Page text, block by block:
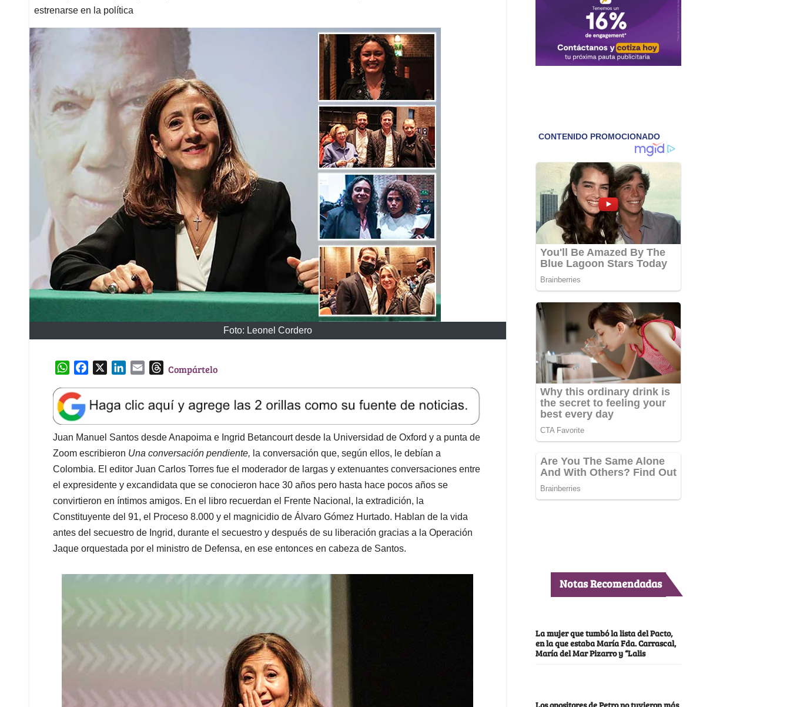
estrenarse en la política
Foto: Leonel Cordero
W
a
t
s
A
p
p
e
b
o
o
k
k
e
d
n
l
T
e
a
d
s
Compártelo
Juan Manuel Santos desde Anapoima e Ingrid Betancourt desde la Universidad de Oxford y a punta de
Zoom escribieron Una conversación pendiente, la conversación que, según ellos, le debían a
Colombia. El editor Juan Carlos Torres fue el moderador de largas y extenuantes conversaciones entre
el expresidente y excandidata que se conocieron hace 30 años pero hasta hace pocos años se
convirtieron en íntimos amigos. En el libro recuerdan el Frente Nacional, la extradición, la
Constituyente del 91, el Proceso 8.000 y el magnicidio de Álvaro Gómez Hurtado. Hablan de la vida
antes del secuestro de Ingrid, durante el secuestro y después de su liberación gracias a la Operación
Jaque orquestada por el ministro de Defensa, en ese entonces en cabeza de Santos.
Notas Recomendadas
La mujer que tumbó la lista del Pacto,
en la que estaba María Fda. Carrascal,
María del Mar Pizarro y “Lalis